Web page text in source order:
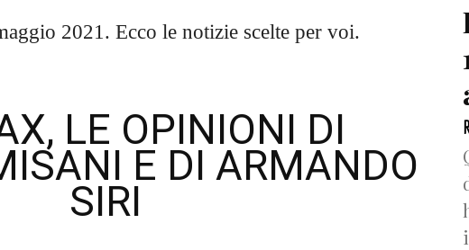
2021. Ecco le notizie scelte per voi.
LE OPINIONI DI
E DI ARMANDO
SIRI